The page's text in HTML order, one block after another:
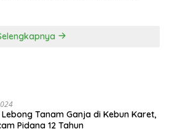
Tanam Ganja di Kebun Karet,
Pidana 12 Tahun